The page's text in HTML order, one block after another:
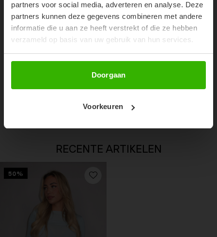
partners voor social media, adverteren en analyse. Deze
partners kunnen deze gegevens combineren met andere
informatie die u aan ze heeft verstrekt of die ze hebben
verzameld op basis van uw gebruik van hun services.
Doorgaan
Voorkeuren
€49,99
RECENTE ARTIKELEN
50%